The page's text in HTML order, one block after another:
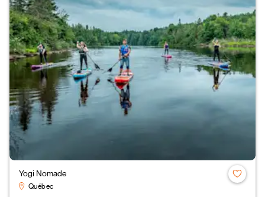
Yogi Nomade
Québec